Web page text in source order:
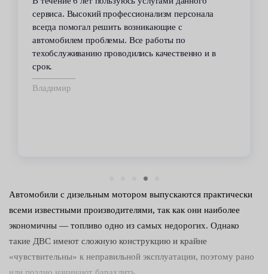
сервиса. Высокий профессионализм персонала
всегда помогал решить возникающие с
автомобилем проблемы. Все работы по
техобслуживанию проводились качественно и в
срок.
Владимир
Автомобили с дизельным мотором выпускаются практически
всеми известными производителями, так как они наиболее
экономичны — топливо одно из самых недорогих. Однако
такие ДВС имеют сложную конструкцию и крайне
«чувствительны» к неправильной эксплуатации, поэтому рано